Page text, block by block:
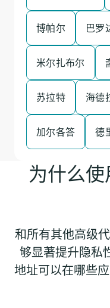
博帕尔 巴罗
米尔扎布尔
苏拉特 海德
加尔各答 德
为什么
和所有其他高级
够显著提升隐私
地址可以在哪些